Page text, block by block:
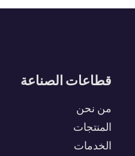
قطاعات الصناعة
من نحن
المنتجات
الخدمات